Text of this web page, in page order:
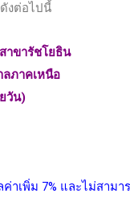
งต่อไปนี้
ขารัชโยธิน
ภาคเหนือ
วัน)
เพิ่ม 7% และไม่สามา